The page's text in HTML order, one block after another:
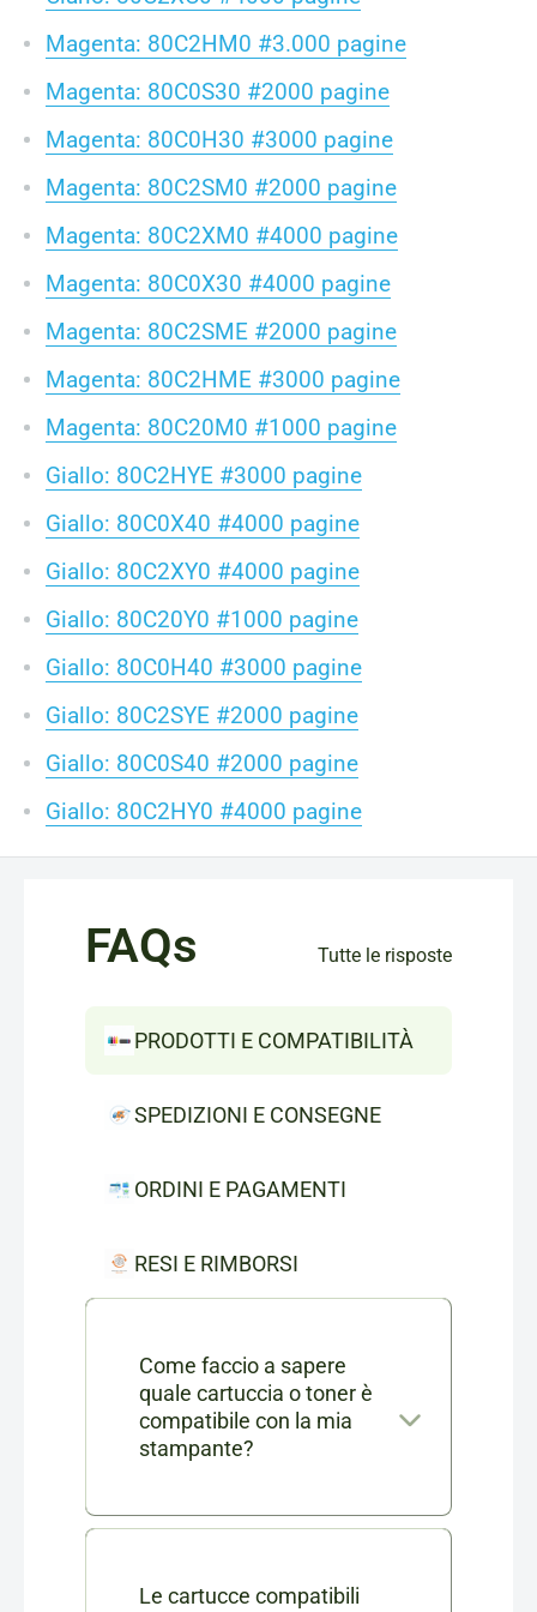
Magenta: 80C2HM0 #3.000 pagine
Magenta: 80C0S30 #2000 pagine
Magenta: 80C0H30 #3000 pagine
Magenta: 80C2SM0 #2000 pagine
Magenta: 80C2XM0 #4000 pagine
Magenta: 80C0X30 #4000 pagine
Magenta: 80C2SME #2000 pagine
Magenta: 80C2HME #3000 pagine
Magenta: 80C20M0 #1000 pagine
Giallo: 80C2HYE #3000 pagine
Giallo: 80C0X40 #4000 pagine
Giallo: 80C2XY0 #4000 pagine
Giallo: 80C20Y0 #1000 pagine
Giallo: 80C0H40 #3000 pagine
Giallo: 80C2SYE #2000 pagine
Giallo: 80C0S40 #2000 pagine
Giallo: 80C2HY0 #4000 pagine
FAQs Tutte le risposte
PRODOTTI E COMPATIBILITÀ
SPEDIZIONI E CONSEGNE
ORDINI E PAGAMENTI
RESI E RIMBORSI
Come faccio a sapere
quale cartuccia o toner è
compatibile con la mia
stampante?
Nella scheda di ogni prodotto
completo dei modelli di
Le cartucce compatibili